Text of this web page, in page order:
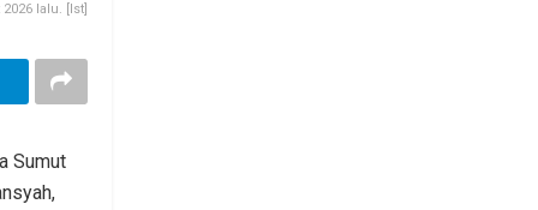
lalu. [Ist]
Sumut